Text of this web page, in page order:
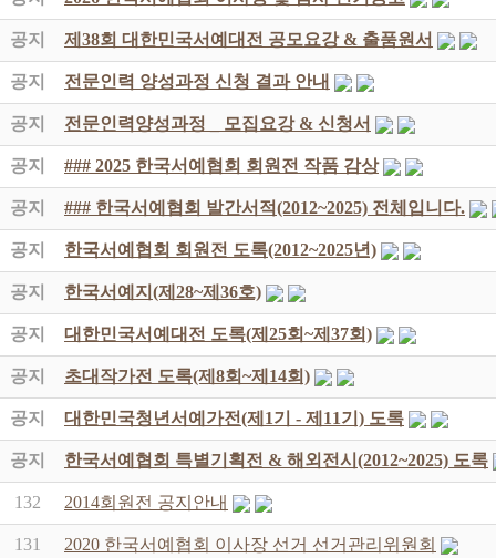
공지 제38회 대한민국서예대전 공모요강 & 출품원서
공지 전문인력 양성과정 신청 결과 안내
공지 전문인력양성과정 _ 모집요강 & 신청서
공지 ### 2025 한국서예협회 회원전 작품 감상
공지 ### 한국서예협회 발간서적(2012~2025) 전체입니다.
공지 한국서예협회 회원전 도록(2012~2025년)
공지 한국서예지(제28~제36호)
공지 대한민국서예대전 도록(제25회~제37회)
공지 초대작가전 도록(제8회~제14회)
공지 대한민국청년서예가전(제1기 - 제11기) 도록
공지 한국서예협회 특별기획전 & 해외전시(2012~2025) 도록
132 2014회원전 공지안내
131 2020 한국서예협회 이사장 선거 선거관리위원회